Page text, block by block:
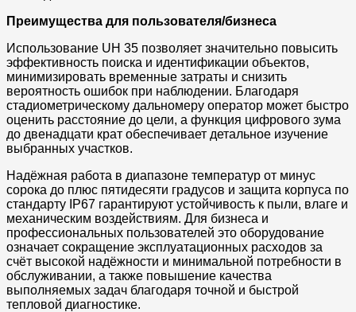
Преимущества для пользователя/бизнеса
Использование UH 35 позволяет значительно повысить
эффективность поиска и идентификации объектов,
минимизировать временные затраты и снизить
вероятность ошибок при наблюдении. Благодаря
стадиометрическому дальномеру оператор может быстро
оценить расстояние до цели, а функция цифрового зума
до двенадцати крат обеспечивает детальное изучение
выбранных участков.
Надёжная работа в диапазоне температур от минус
сорока до плюс пятидесяти градусов и защита корпуса по
стандарту IP67 гарантируют устойчивость к пыли, влаге и
механическим воздействиям. Для бизнеса и
профессиональных пользователей это оборудование
означает сокращение эксплуатационных расходов за
счёт высокой надёжности и минимальной потребности в
обслуживании, а также повышение качества
выполняемых задач благодаря точной и быстрой
тепловой диагностике.